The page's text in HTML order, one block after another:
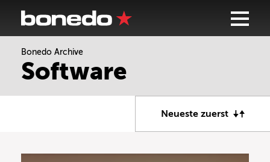
Bonedo Archive
Software
Neueste zuerst